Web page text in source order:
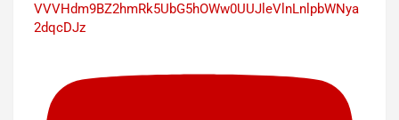
VVVHdm9BZ2hmRk5UbG5hOWw0UUJleVlnLnlpbWNya
2dqcDJz